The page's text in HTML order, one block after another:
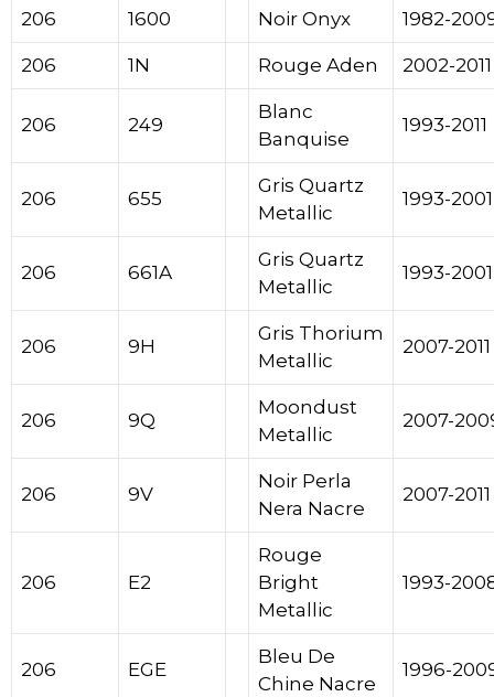
206 1600 Noir Onyx 1982-
206 1N Rouge Aden 2002-2011
206 249
Blanc
Banquise
1993-2011
206 655
Gris Quartz
Metallic
1993-2001
206 661A
Gris Quartz
Metallic
1993-2001
206 9H
Gris Thorium
Metallic
2007-2011
206 9Q
Moondust
Metallic
2007-
206 9V
Noir Perla
Nera Nacre
2007-2011
206 E2
Rouge
Bright
Metallic
1993-
206 EGE
Bleu De
Chine Nacre
1996-